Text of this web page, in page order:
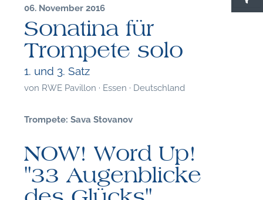
06. November 2016
Sonatina für
Trompete solo
1. und 3. Satz
von RWE Pavillon · Essen · Deutschland
Trompete: Sava Stovanov
NOW! Word Up!
"33 Augenblicke